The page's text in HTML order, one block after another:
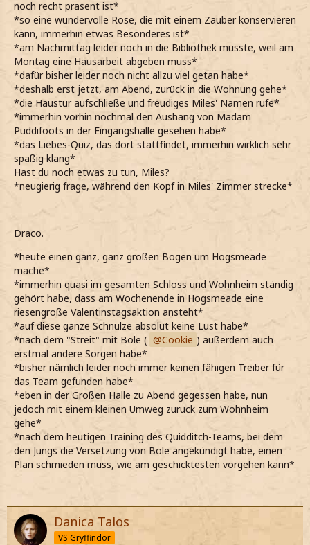
noch recht präsent ist*
*so eine wundervolle Rose, die mit einem Zauber konservieren
kann, immerhin etwas Besonderes ist*
*am Nachmittag leider noch in die Bibliothek musste, weil am
Montag eine Hausarbeit abgeben muss*
*dafür bisher leider noch nicht allzu viel getan habe*
*deshalb erst jetzt, am Abend, zurück in die Wohnung gehe*
*die Haustür aufschließe und freudiges Miles' Namen rufe*
*immerhin vorhin nochmal den Aushang von Madam
Puddifoots in der Eingangshalle gesehen habe*
*das Liebes-Quiz, das dort stattfindet, immerhin wirklich sehr
spaßig klang*
Hast du noch etwas zu tun, Miles?
*neugierig frage, während den Kopf in Miles' Zimmer strecke*
Draco.
*heute einen ganz, ganz großen Bogen um Hogsmeade
mache*
*immerhin quasi im gesamten Schloss und Wohnheim ständig
gehört habe, dass am Wochenende in Hogsmeade eine
riesengroße Valentinstagsaktion ansteht*
*auf diese ganze Schnulze absolut keine Lust habe*
*nach dem "Streit" mit Bole (
Cookie ) außerdem auch
erstmal andere Sorgen habe*
*bisher nämlich leider noch immer keinen fähigen Treiber für
das Team gefunden habe*
*eben in der Großen Halle zu Abend gegessen habe, nun
jedoch mit einem kleinen Umweg zurück zum Wohnheim
gehe*
*nach dem heutigen Training des Quidditch-Teams, bei dem
den Jungs die Versetzung von Bole angekündigt habe, einen
Plan schmieden muss, wie am geschicktesten vorgehen kann*
Danica Talos
VS Gryffindor